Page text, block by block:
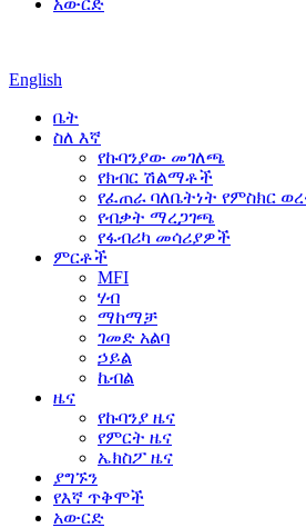
አውርድ
English
ቤት
ስለ እኛ
የኩባንያው መገለጫ
የክብር ሽልማቶች
የፈጠራ ባለቤትነት የምስክር
የብቃት ማረጋገጫ
የፋብሪካ መሳሪያዎች
ምርቶች
MFI
ሃብ
ማከማቻ
ገመድ አልባ
ኃይል
ኬብል
ዜና
የኩባንያ ዜና
የምርት ዜና
ኤክስፖ ዜና
ያግኙን
የእኛ ጥቅሞች
አውርድ